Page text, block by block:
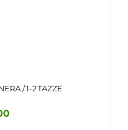
/ 1-2 TAZZE